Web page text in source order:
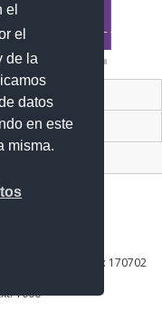
el
el
de la
datos
en este
misma.
Digital
(SNI)
Ñan
| Código Postal: 170702
1000